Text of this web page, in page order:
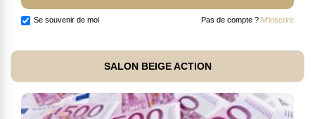
Se souvenir de moi Pas de compte ? M'inscrire
SALON BEIGE ACTION